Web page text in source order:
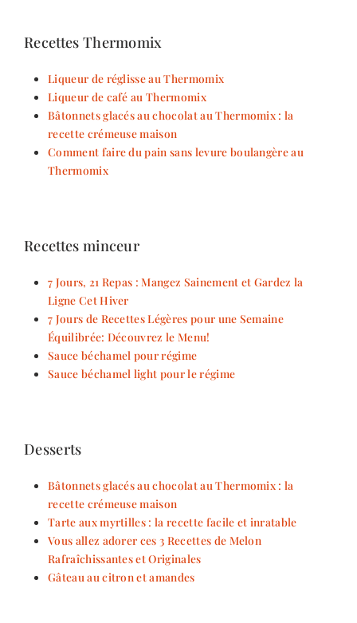
Recettes Thermomix
Liqueur de réglisse au Thermomix
Liqueur de café au Thermomix
Bâtonnets glacés au chocolat au Thermomix : la
recette crémeuse maison
Comment faire du pain sans levure boulangère au
Thermomix
Recettes minceur
7 Jours, 21 Repas : Mangez Sainement et Gardez la
Ligne Cet Hiver
7 Jours de Recettes Légères pour une Semaine
Équilibrée: Découvrez le Menu!
Sauce béchamel pour régime
Sauce béchamel light pour le régime
Desserts
Bâtonnets glacés au chocolat au Thermomix : la
recette crémeuse maison
Tarte aux myrtilles : la recette facile et inratable
Vous allez adorer ces 3 Recettes de Melon
Rafraîchissantes et Originales
Gâteau au citron et amandes